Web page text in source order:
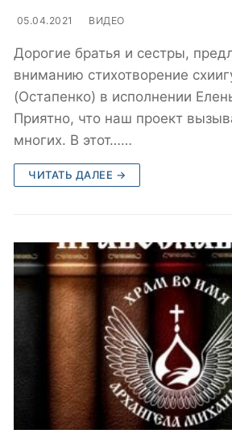
05.04.2021 ВИДЕО
Дорогие братья и сестры,
вниманию стихотворение
(Остапенко) в исполнении
Приятно, что наш проект
многих. В этот……
ЧИТАТЬ ДАЛЕЕ →